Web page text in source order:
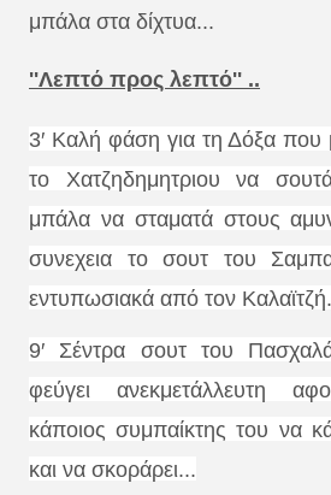
μπάλα στα δίχτυα...
''Λεπτό προς λεπτό'' ..
3′ Καλή φάση για τη Δόξα που
το Χατζηδημητριου να
μπάλα να σταματά στους
συνεχεια το σουτ του
εντυπωσιακά από τον
9′ Σέντρα σουτ του
φεύγει ανεκμετάλλευτη
κάποιος συμπαίκτης του να
και να σκοράρει...